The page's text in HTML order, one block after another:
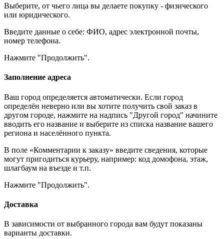
Выберите, от чьего лица вы делаете покупку - физического
или юридического.
Введите данные о себе: ФИО, адрес электронной почты,
номер телефона.
Нажмите "Продолжить".
Заполнение адреса
Ваш город определяется автоматически. Если город
определён неверно или вы хотите получить свой заказ в
другом городе, нажмите на надпись "Другой город" начините
вводить его название и выберите из списка название вашего
региона и населённого пункта.
В поле «Комментарии к заказу» введите сведения, которые
могут пригодиться курьеру, например: код домофона, этаж,
шлагбаум на въезде и т.п.
Нажмите "Продолжить".
Доставка
В зависимости от выбранного города вам будут показаны
варианты доставки.